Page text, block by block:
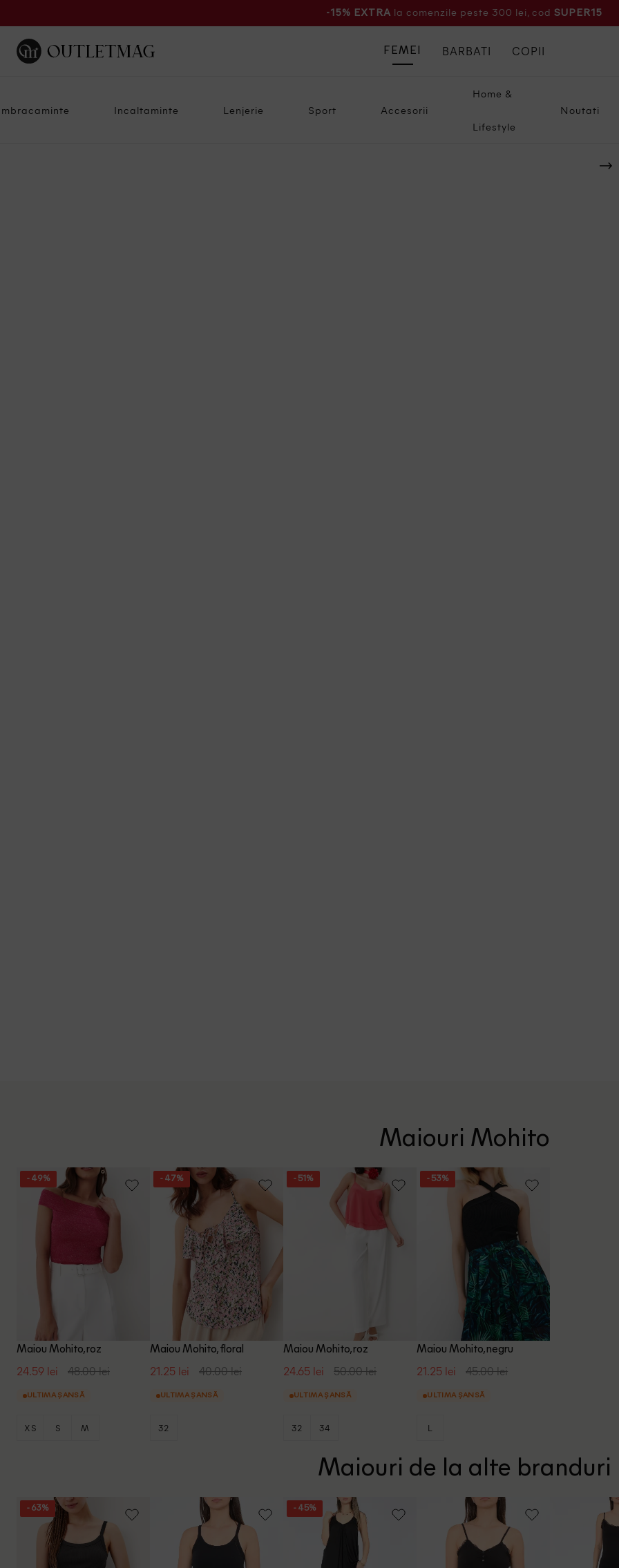
-15% EXTRA la comenzile peste 300 lei, cod SUPER15
Incaltaminte Lenjerie Sport Accesorii
Home &
Lifestyle
Noutati
FEMEI BARBATI COPII
Maiouri Mohito
- 49%
Maiou Mohito, roz
24.59 lei 48.00 lei
ULTIMA ȘANSĂ
XS S M
- 47%
Maiou Mohito, floral
21.25 lei 40.00 lei
ULTIMA ȘANSĂ
32
- 51%
Maiou Mohito, roz
24.65 lei 50.00 lei
ULTIMA ȘANSĂ
32 34
- 53%
Maiou Mohito, negru
21.25 lei 45.00 lei
ULTIMA ȘANSĂ
L
Maiouri de la alte branduri
- 63% - 45%